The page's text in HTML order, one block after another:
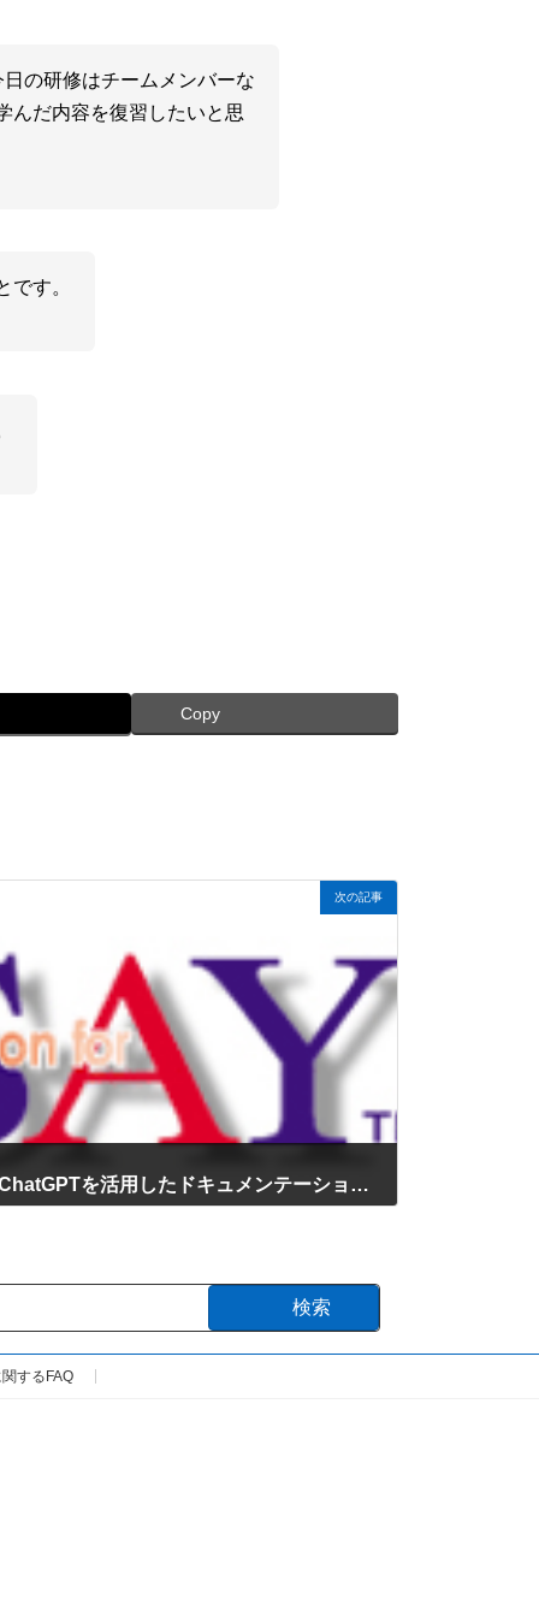
の研修はチームメンバーな
んだ内容を復習したいと思
す。
Copy
次の記事
11月20日(水)～21日(木) ChatGPTを活用したドキュメンテーション研修に感想をいただきました
検索
するFAQ